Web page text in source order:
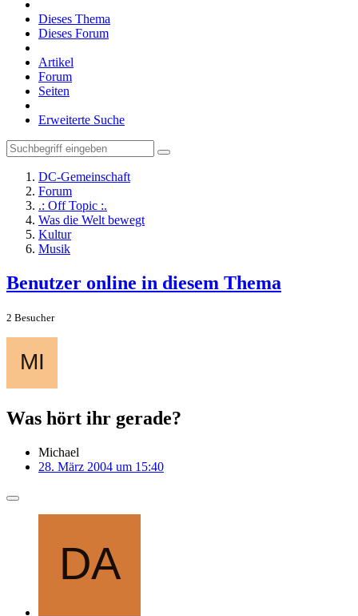
Dieses Thema
Dieses Forum
Artikel
Forum
Seiten
Erweiterte Suche
DC-Gemeinschaft
Forum
.: Off Topic :.
Was die Welt bewegt
Kultur
Musik
Benutzer online in diesem Thema
2 Besucher
Was hört ihr gerade?
Michael
28. März 2004 um 15:40